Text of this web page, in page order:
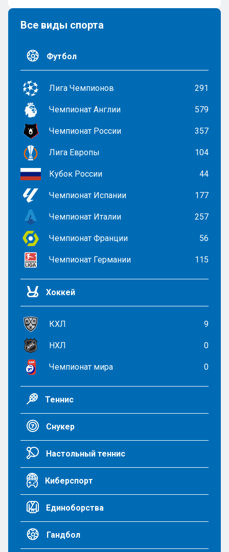
Все виды спорта
Футбол
Лига Чемпионов 291
Чемпионат Англии 579
Чемпионат России 357
Лига Европы 104
Кубок России 44
Чемпионат Испании 177
Чемпионат Италии 257
Чемпионат Франции 56
Чемпионат Германии 115
Хоккей
КХЛ 9
НХЛ 0
Чемпионат мира 0
Теннис
Снукер
Настольный теннис
Киберспорт
Единоборства
Гандбол